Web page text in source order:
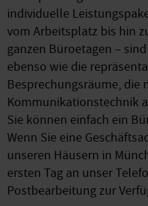
individuelle
vom Arbeitsplatz bis hin
ganzen Büroetagen –
ebenso wie die
Besprechungsräume, die
Kommunikationstechnik
Sie können einfach ein
Wenn Sie eine
unseren Häusern in
ersten Tag an unser
Postbearbeitung zur